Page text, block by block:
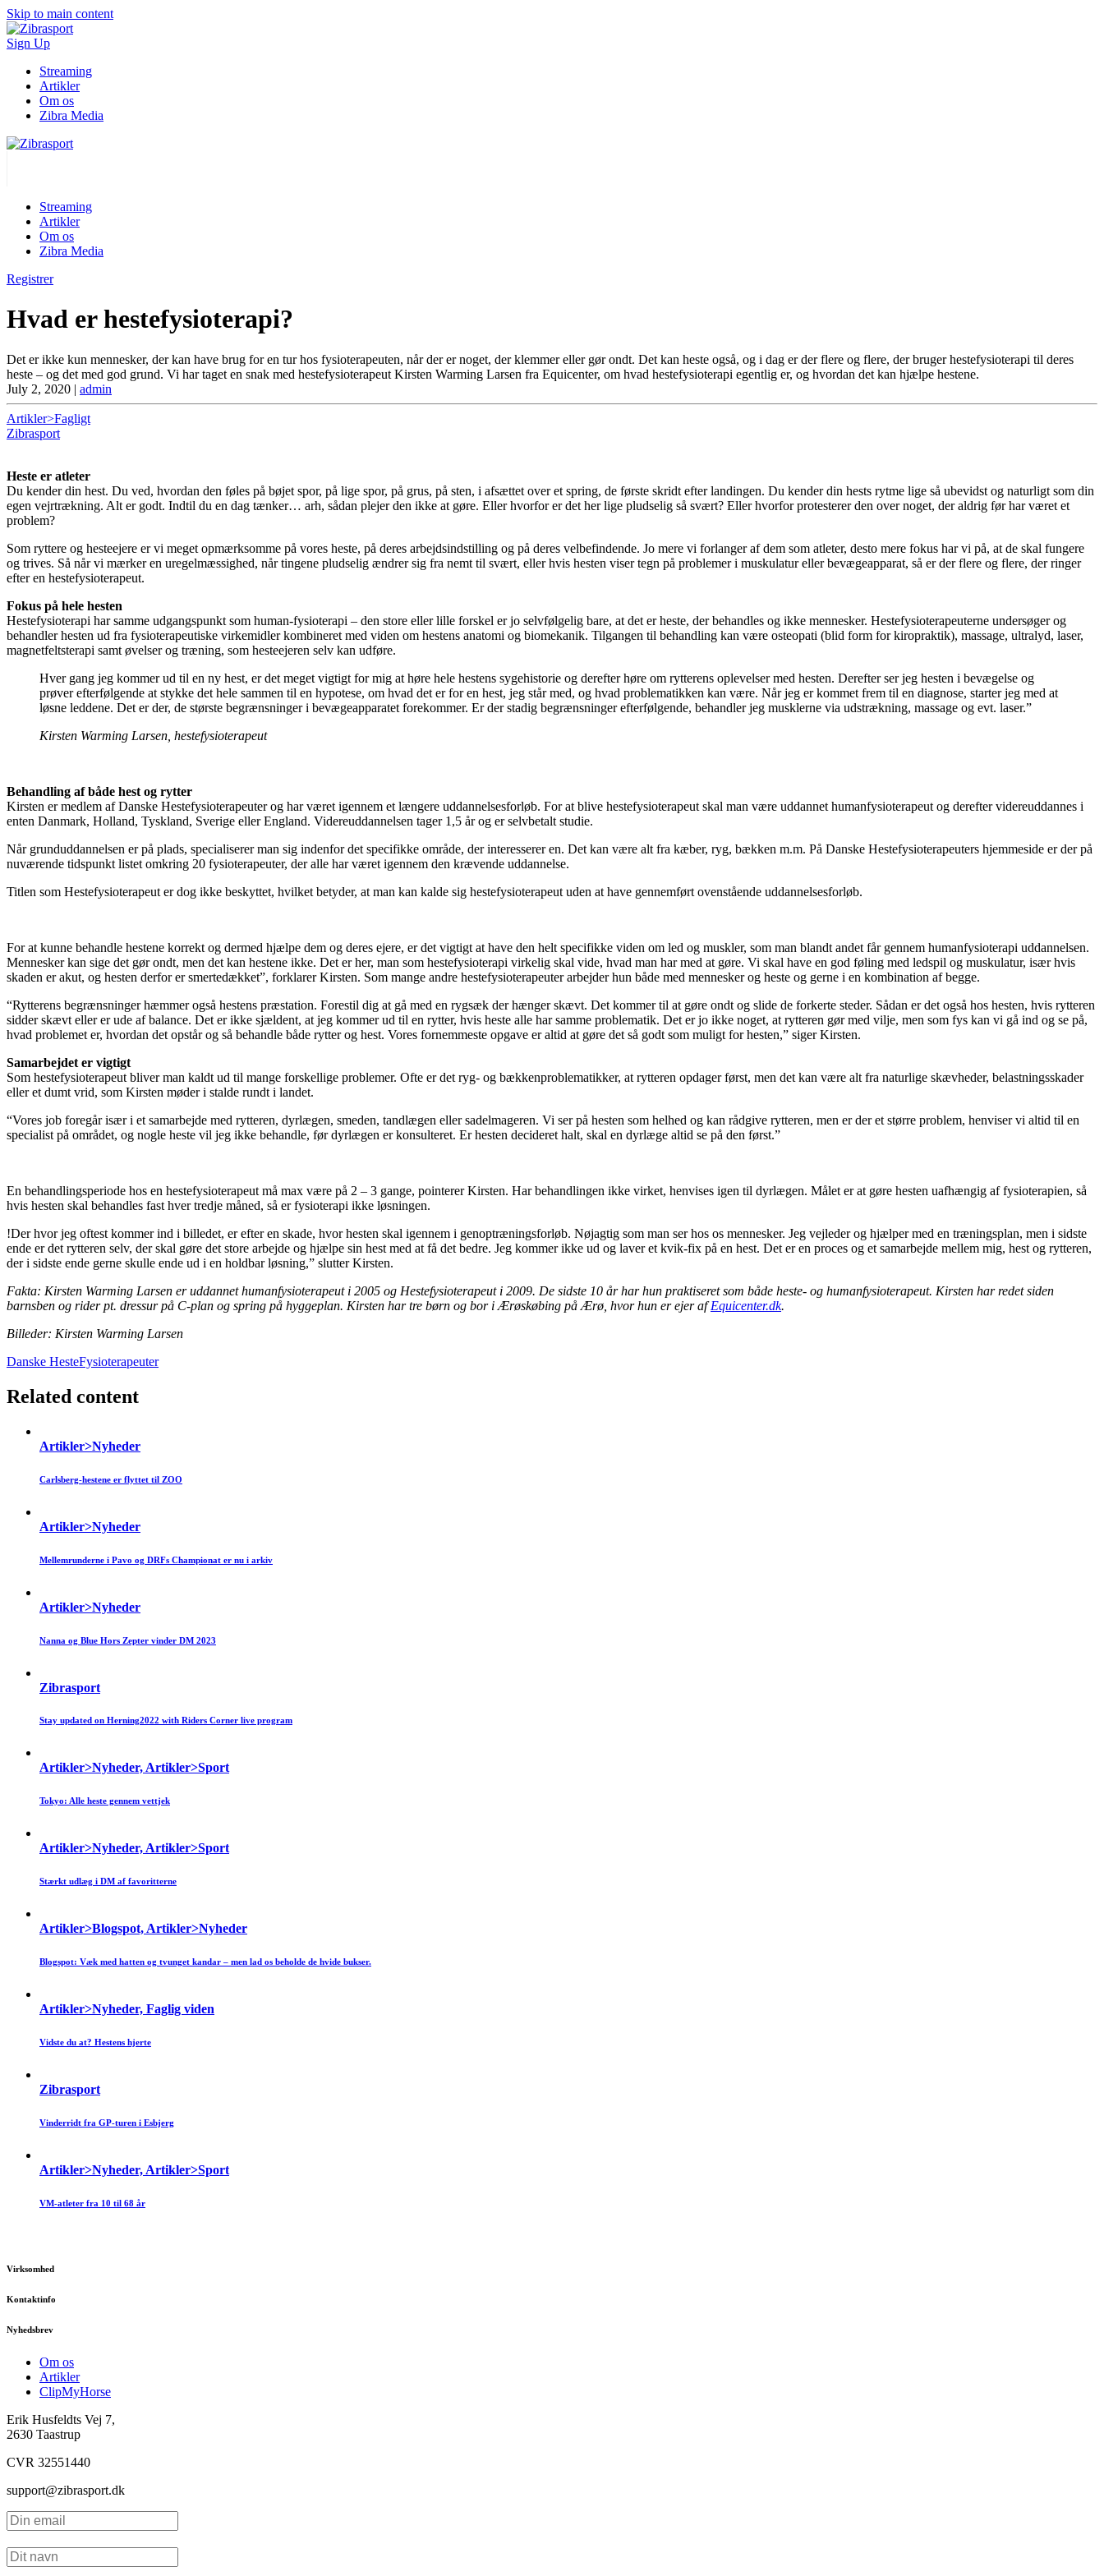
Skip to main content
Sign Up
Streaming
Artikler
Om os
Zibra Media
Streaming
Artikler
Om os
Zibra Media
Registrer
Hvad er hestefysioterapi?
Det er ikke kun mennesker, der kan have brug for en tur hos fysioterapeuten, når der er noget, der klemmer eller gør ondt. Det kan heste også, og i dag er der flere og flere, der bruger hestefysioterapi til deres
heste – og det med god grund. Vi har taget en snak med hestefysioterapeut Kirsten Warming Larsen fra Equicenter, om hvad hestefysioterapi egentlig er, og hvordan det kan hjælpe hestene.
July 2, 2020 | admin
Artikler>Fagligt
Zibrasport
Heste er atleter
Du kender din hest. Du ved, hvordan den føles på bøjet spor, på lige spor, på grus, på sten, i afsættet over et spring, de første skridt efter landingen. Du kender din hests rytme lige så ubevidst og naturligt som din
egen vejrtrækning. Alt er godt. Indtil du en dag tænker… arh, sådan plejer den ikke at gøre. Eller hvorfor er det her lige pludselig så svært? Eller hvorfor protesterer den over noget, der aldrig før har været et
problem?
Som ryttere og hesteejere er vi meget opmærksomme på vores heste, på deres arbejdsindstilling og på deres velbefindende. Jo mere vi forlanger af dem som atleter, desto mere fokus har vi på, at de skal fungere
og trives. Så når vi mærker en uregelmæssighed, når tingene pludselig ændrer sig fra nemt til svært, eller hvis hesten viser tegn på problemer i muskulatur eller bevægeapparat, så er der flere og flere, der ringer
efter en hestefysioterapeut.
Fokus på hele hesten
Hestefysioterapi har samme udgangspunkt som human-fysioterapi – den store eller lille forskel er jo selvfølgelig bare, at det er heste, der behandles og ikke mennesker. Hestefysioterapeuterne undersøger og
behandler hesten ud fra fysioterapeutiske virkemidler kombineret med viden om hestens anatomi og biomekanik. Tilgangen til behandling kan være osteopati (blid form for kiropraktik), massage, ultralyd, laser,
magnetfeltsterapi samt øvelser og træning, som hesteejeren selv kan udføre.
Hver gang jeg kommer ud til en ny hest, er det meget vigtigt for mig at høre hele hestens sygehistorie og derefter høre om rytterens oplevelser med hesten. Derefter ser jeg hesten i bevægelse og
prøver efterfølgende at stykke det hele sammen til en hypotese, om hvad det er for en hest, jeg står med, og hvad problematikken kan være. Når jeg er kommet frem til en diagnose, starter jeg med at
løsne leddene. Det er der, de største begrænsninger i bevægeapparatet forekommer. Er der stadig begrænsninger efterfølgende, behandler jeg musklerne via udstrækning, massage og evt. laser.”
Kirsten Warming Larsen, hestefysioterapeut
Behandling af både hest og rytter
Kirsten er medlem af Danske Hestefysioterapeuter og har været igennem et længere uddannelsesforløb. For at blive hestefysioterapeut skal man være uddannet humanfysioterapeut og derefter videreuddannes i
enten Danmark, Holland, Tyskland, Sverige eller England. Videreuddannelsen tager 1,5 år og er selvbetalt studie.
Når grunduddannelsen er på plads, specialiserer man sig indenfor det specifikke område, der interesserer en. Det kan være alt fra kæber, ryg, bækken m.m. På Danske Hestefysioterapeuters hjemmeside er der på
nuværende tidspunkt listet omkring 20 fysioterapeuter, der alle har været igennem den krævende uddannelse.
Titlen som Hestefysioterapeut er dog ikke beskyttet, hvilket betyder, at man kan kalde sig hestefysioterapeut uden at have gennemført ovenstående uddannelsesforløb.
For at kunne behandle hestene korrekt og dermed hjælpe dem og deres ejere, er det vigtigt at have den helt specifikke viden om led og muskler, som man blandt andet får gennem humanfysioterapi uddannelsen.
Mennesker kan sige det gør ondt, men det kan hestene ikke. Det er her, man som hestefysioterapi virkelig skal vide, hvad man har med at gøre. Vi skal have en god føling med ledspil og muskulatur, især hvis
skaden er akut, og hesten derfor er smertedækket”, forklarer Kirsten. Som mange andre hestefysioterapeuter arbejder hun både med mennesker og heste og gerne i en kombination af begge.
“Rytterens begrænsninger hæmmer også hestens præstation. Forestil dig at gå med en rygsæk der hænger skævt. Det kommer til at gøre ondt og slide de forkerte steder. Sådan er det også hos hesten, hvis rytteren
sidder skævt eller er ude af balance. Det er ikke sjældent, at jeg kommer ud til en rytter, hvis heste alle har samme problematik. Det er jo ikke noget, at rytteren gør med vilje, men som fys kan vi gå ind og se på,
hvad problemet er, hvordan det opstår og så behandle både rytter og hest. Vores fornemmeste opgave er altid at gøre det så godt som muligt for hesten,” siger Kirsten.
Samarbejdet er vigtigt
Som hestefysioterapeut bliver man kaldt ud til mange forskellige problemer. Ofte er det ryg- og bækkenproblematikker, at rytteren opdager først, men det kan være alt fra naturlige skævheder, belastningsskader
eller et dumt vrid, som Kirsten møder i stalde rundt i landet.
“Vores job foregår især i et samarbejde med rytteren, dyrlægen, smeden, tandlægen eller sadelmageren. Vi ser på hesten som helhed og kan rådgive rytteren, men er der et større problem, henviser vi altid til en
specialist på området, og nogle heste vil jeg ikke behandle, før dyrlægen er konsulteret. Er hesten decideret halt, skal en dyrlæge altid se på den først.”
En behandlingsperiode hos en hestefysioterapeut må max være på 2 – 3 gange, pointerer Kirsten. Har behandlingen ikke virket, henvises igen til dyrlægen. Målet er at gøre hesten uafhængig af fysioterapien, så
hvis hesten skal behandles fast hver tredje måned, så er fysioterapi ikke løsningen.
!Der hvor jeg oftest kommer ind i billedet, er efter en skade, hvor hesten skal igennem i genoptræningsforløb. Nøjagtig som man ser hos os mennesker. Jeg vejleder og hjælper med en træningsplan, men i sidste
ende er det rytteren selv, der skal gøre det store arbejde og hjælpe sin hest med at få det bedre. Jeg kommer ikke ud og laver et kvik-fix på en hest. Det er en proces og et samarbejde mellem mig, hest og rytteren,
der i sidste ende gerne skulle ende ud i en holdbar løsning,” slutter Kirsten.
Fakta: Kirsten Warming Larsen er uddannet humanfysioterapeut i 2005 og Hestefysioterapeut i 2009. De sidste 10 år har hun praktiseret som både heste- og humanfysioterapeut. Kirsten har redet siden
barnsben og rider pt. dressur på C-plan og spring på hyggeplan. Kirsten har tre børn og bor i Ærøskøbing på Ærø, hvor hun er ejer afEquicenter.dk.
Billeder: Kirsten Warming Larsen
Danske HesteFysioterapeuter
Related content
Artikler>Nyheder
Carlsberg-hestene er flyttet til ZOO
Artikler>Nyheder
Mellemrunderne i Pavo og DRFs Championat er nu i arkiv
Artikler>Nyheder
Nanna og Blue Hors Zepter vinder DM 2023
Zibrasport
Stay updated on Herning2022 with Riders Corner live program
Artikler>Nyheder, Artikler>Sport
Tokyo: Alle heste gennem vettjek
Artikler>Nyheder, Artikler>Sport
Stærkt udlæg i DM af favoritterne
Artikler>Blogspot, Artikler>Nyheder
Blogspot: Væk med hatten og tvunget kandar – men lad os beholde de hvide bukser.
Artikler>Nyheder, Faglig viden
Vidste du at? Hestens hjerte
Zibrasport
Vinderridt fra GP-turen i Esbjerg
Artikler>Nyheder, Artikler>Sport
VM-atleter fra 10 til 68 år
Virksomhed
Kontaktinfo
Nyhedsbrev
Om os
Artikler
ClipMyHorse
Erik Husfeldts Vej 7,
2630 Taastrup
CVR 32551440
support@zibrasport.dk